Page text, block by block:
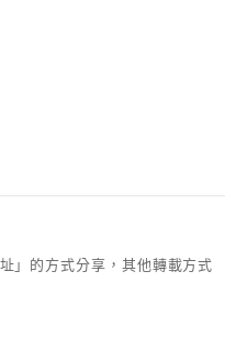
」的方式分享，其他轉載方式